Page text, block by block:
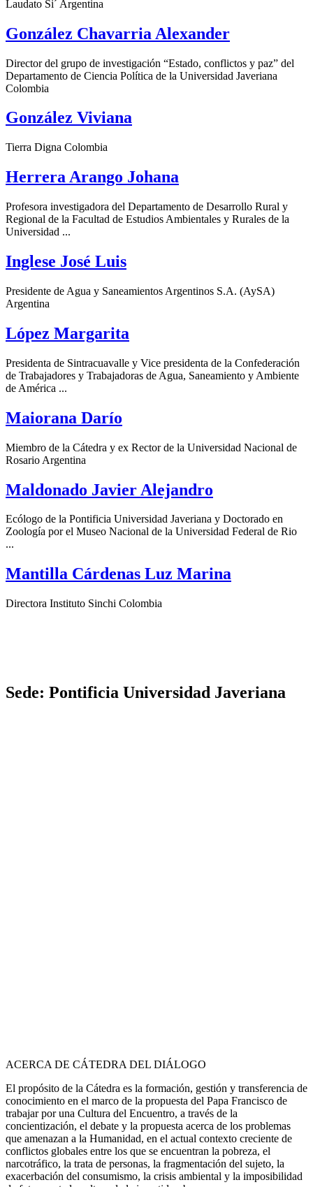
Laudato Si´ Argentina
González Chavarria Alexander
Director del grupo de investigación “Estado, conflictos y paz” del
Departamento de Ciencia Política de la Universidad Javeriana
Colombia
González Viviana
Tierra Digna Colombia
Herrera Arango Johana
Profesora investigadora del Departamento de Desarrollo Rural y
Regional de la Facultad de Estudios Ambientales y Rurales de la
Universidad ...
Inglese José Luis
Presidente de Agua y Saneamientos Argentinos S.A. (AySA)
Argentina
López Margarita
Presidenta de Sintracuavalle y Vice presidenta de la Confederación
de Trabajadores y Trabajadoras de Agua, Saneamiento y Ambiente
de América ...
Maiorana Darío
Miembro de la Cátedra y ex Rector de la Universidad Nacional de
Rosario Argentina
Maldonado Javier Alejandro
Ecólogo de la Pontificia Universidad Javeriana y Doctorado en
Zoología por el Museo Nacional de la Universidad Federal de Rio
...
Mantilla Cárdenas Luz Marina
Directora Instituto Sinchi Colombia
Sede: Pontificia Universidad Javeriana
ACERCA DE CÁTEDRA DEL DIÁLOGO
El propósito de la Cátedra es la formación, gestión y transferencia de
conocimiento en el marco de la propuesta del Papa Francisco de
trabajar por una Cultura del Encuentro, a través de la
concientización, el debate y la propuesta acerca de los problemas
que amenazan a la Humanidad, en el actual contexto creciente de
conflictos globales entre los que se encuentran la pobreza, el
narcotráfico, la trata de personas, la fragmentación del sujeto, la
exacerbación del consumismo, la crisis ambiental y la imposibilidad